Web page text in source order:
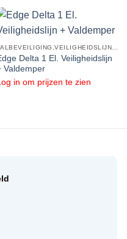
VALBEVEILIGING,VEILIGHEIDSLIJNEN,VANGLIJNEN
Delta 1 El. Veiligheidslijn
Valdemper
in om prijzen te zien